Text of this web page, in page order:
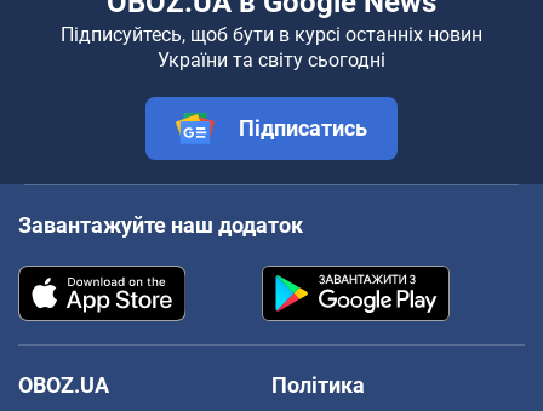
Підписуйтесь, щоб бути в курсі останніх новин
України та світу сьогодні
Підписатись
Завантажуйте наш додаток
OBOZ.UA
Політика